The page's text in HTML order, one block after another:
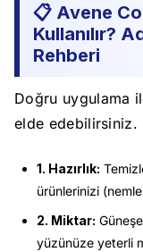
📋 Avene
Kullanılır?
Rehberi
Doğru uygulama
elde edebilirsiniz.
1. Hazırlık:
ürünlerinizi
2. Miktar:
yüzünüze yeterli